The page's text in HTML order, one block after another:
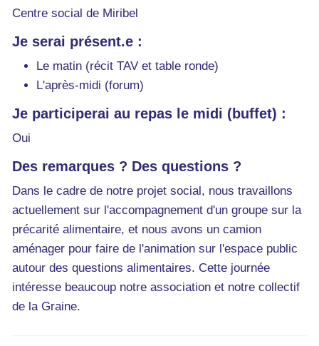
Centre social de Miribel
Je serai présent.e :
Le matin (récit TAV et table ronde)
L'après-midi (forum)
Je participerai au repas le midi (buffet) :
Oui
Des remarques ? Des questions ?
Dans le cadre de notre projet social, nous travaillons
actuellement sur l'accompagnement d'un groupe sur la
précarité alimentaire, et nous avons un camion
aménager pour faire de l'animation sur l'espace public
autour des questions alimentaires. Cette journée
intéresse beaucoup notre association et notre collectif
de la Graine.